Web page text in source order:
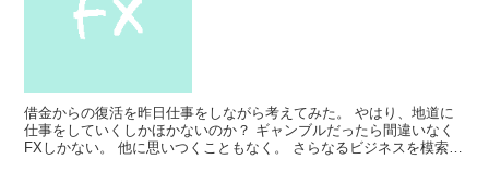
借金からの復活を昨日仕事をしながら考えてみた。 やはり、地道に
仕事をしていくしかほかないのか？ ギャンブルだったら間違いなく
FXしかない。 他に思いつくこともなく。 さらなるビジネスを模索す